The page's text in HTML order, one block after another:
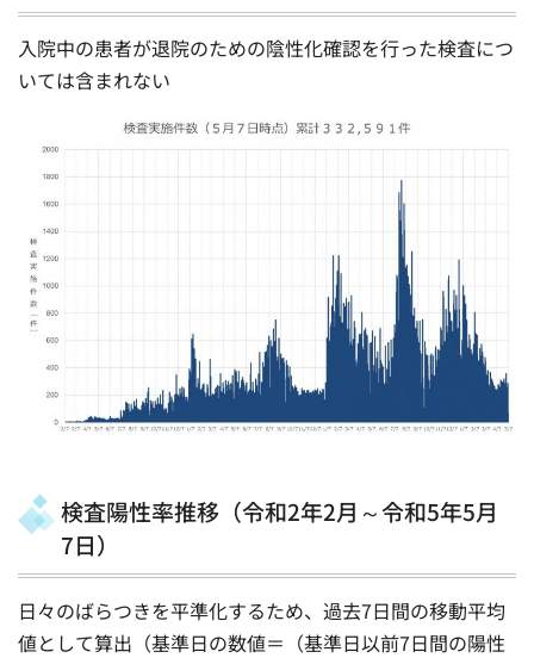
入院中の患者が退院のための陰性化確認を行った検査につ
いては含まれない
検査陽性率推移（令和2年2月～令和5年5月
7日）
日々のばらつきを平準化するため、過去7日間の移動平均
値として算出（基準日の数値＝（基準日以前7日間の陽性